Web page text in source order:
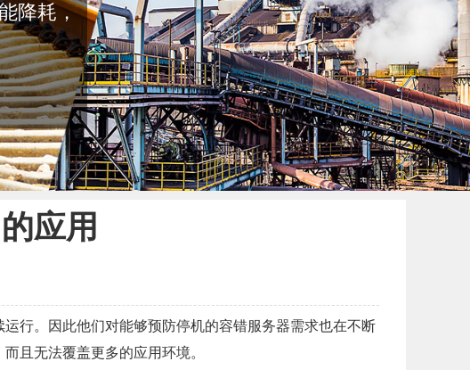
降耗，
应用
行。因此他们对能够预防停机的容错服务器需求也在不断
且无法覆盖更多的应用环境。